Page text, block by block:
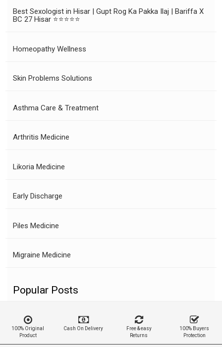
Best Sexologist in Hisar | Gupt Rog Ka Pakka Ilaj | Bariffa X
BC 27 Hisar ⭐⭐⭐⭐⭐
Homeopathy Wellness
Skin Problems Solutions
Asthma Care & Treatment
Arthritis Medicine
Likoria Medicine
Early Discharge
Piles Medicine
Migraine Medicine
Popular Posts
100% Original
Product
Cash On Delivery
Free & easy
Returns
100% Buyers
Protection